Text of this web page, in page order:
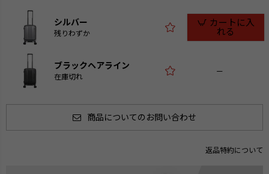
シルバー
残りわずか
カートに入
れる
ブラックヘアライン
在庫切れ
—
商品についてのお問い合わせ
返品特約について